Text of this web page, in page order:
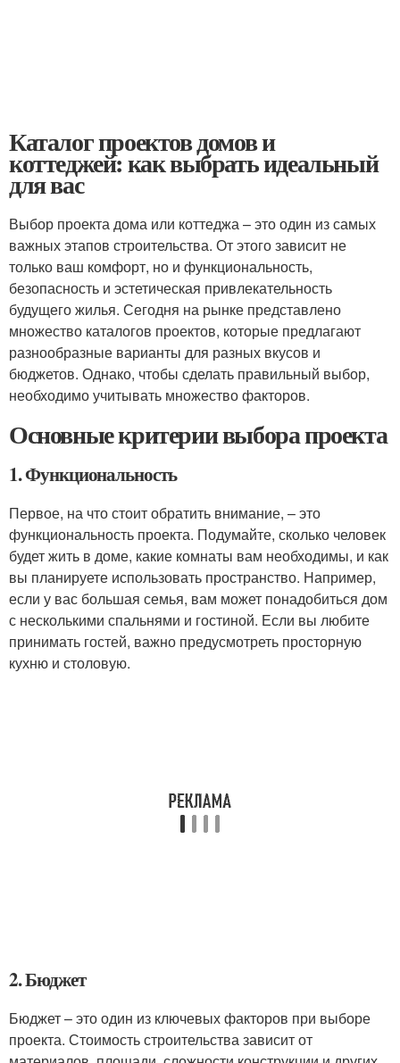
Каталог проектов домов и
коттеджей: как выбрать идеальный
для вас
Выбор проекта дома или коттеджа – это один из самых
важных этапов строительства. От этого зависит не
только ваш комфорт, но и функциональность,
безопасность и эстетическая привлекательность
будущего жилья. Сегодня на рынке представлено
множество каталогов проектов, которые предлагают
разнообразные варианты для разных вкусов и
бюджетов. Однако, чтобы сделать правильный выбор,
необходимо учитывать множество факторов.
Основные критерии выбора проекта
1. Функциональность
Первое, на что стоит обратить внимание, – это
функциональность проекта. Подумайте, сколько человек
будет жить в доме, какие комнаты вам необходимы, и как
вы планируете использовать пространство. Например,
если у вас большая семья, вам может понадобиться дом
с несколькими спальнями и гостиной. Если вы любите
принимать гостей, важно предусмотреть просторную
кухню и столовую.
2. Бюджет
Бюджет – это один из ключевых факторов при выборе
проекта. Стоимость строительства зависит от